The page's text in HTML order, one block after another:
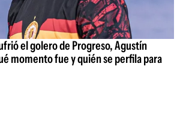
el golero de Progreso, Agustín
momento fue y quién se perfila para